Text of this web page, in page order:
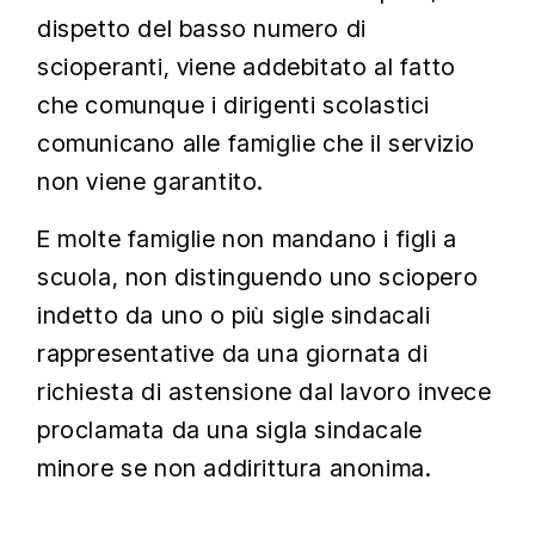
dispetto del basso numero di
scioperanti, viene addebitato al fatto
che comunque i dirigenti scolastici
comunicano alle famiglie che il servizio
non viene garantito.
E molte famiglie non mandano i figli a
scuola, non distinguendo uno sciopero
indetto da uno o più sigle sindacali
rappresentative da una giornata di
richiesta di astensione dal lavoro invece
proclamata da una sigla sindacale
minore se non addirittura anonima.